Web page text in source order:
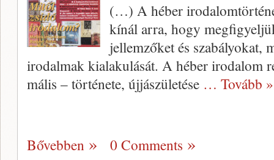
(…) A héber
kínál arra, hogy
jellemzőket és szabályokat,
irodalmak kialakulását. A héber irodalom
mális – története, újjászületése … Tovább »
Bővebben 0 Comments